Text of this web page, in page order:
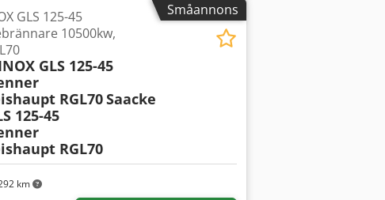
Småannons
km
GLS 125-45
10500kw,
GLS 125-45
RGL70Saacke
125-45
RGL70